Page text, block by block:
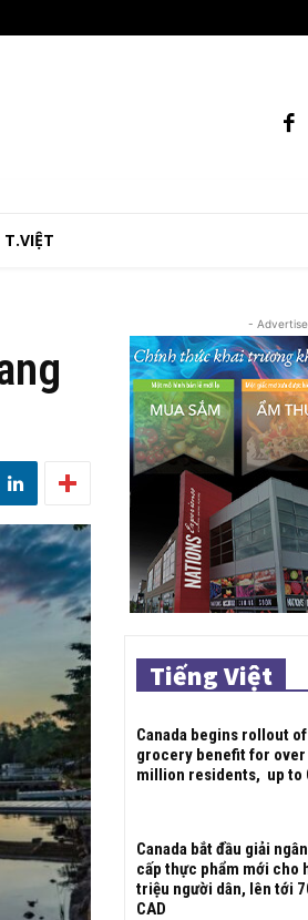
T.VIỆT
-
Tiếng Việt
Canada begins rollout
grocery benefit for over
million residents, up to
Canada bắt đầu giải
cấp thực phẩm mới cho
triệu người dân, lên tới
CAD